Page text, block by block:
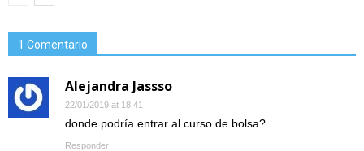
1 Comentario
Alejandra Jassso
22/01/2019 at 18:41
donde podría entrar al curso de bolsa?
Responder